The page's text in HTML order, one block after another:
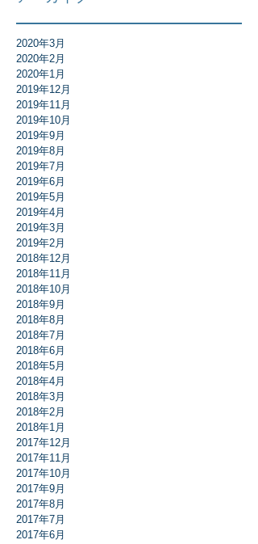
2020年3月
2020年2月
2020年1月
2019年12月
2019年11月
2019年10月
2019年9月
2019年8月
2019年7月
2019年6月
2019年5月
2019年4月
2019年3月
2019年2月
2018年12月
2018年11月
2018年10月
2018年9月
2018年8月
2018年7月
2018年6月
2018年5月
2018年4月
2018年3月
2018年2月
2018年1月
2017年12月
2017年11月
2017年10月
2017年9月
2017年8月
2017年7月
2017年6月